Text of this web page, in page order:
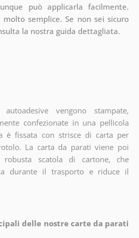
può applicarla facilmente.
semplice. Se non sei sicuro
la nostra guida dettagliata.
vengono stampate,
confezionate in una pellicola
è fissata con strisce di carta per
La carta da parati viene poi
robusta scatola di cartone, che
durante il trasporto e riduce il
delle nostre carte da parati